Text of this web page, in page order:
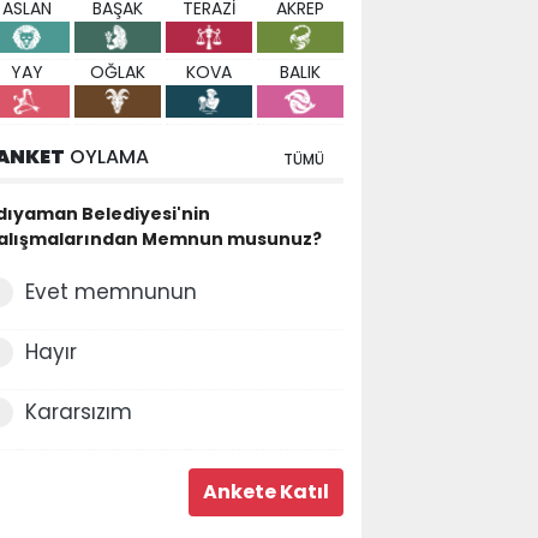
ASLAN BAŞAK TERAZİ AKREP
YAY OĞLAK KOVA BALIK
OYLAMA TÜMÜ
Belediyesi'nin
Memnun musunuz?
Evet memnunun
Hayır
Kararsızım